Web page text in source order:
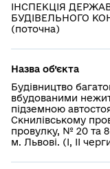
ІНСПЕКЦІЯ
БУДІВЕЛЬНОГО
(поточна)
Назва об’єкта
Будівництво
вбудованими
підземною
Скнилівському
провулку, № 20 та
м. Львові. (І, ІІ